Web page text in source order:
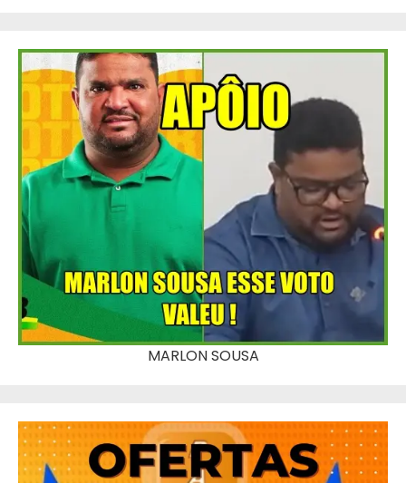
MARLON SOUSA